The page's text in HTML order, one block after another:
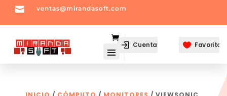
 ventas@mirandasoft.com
Cuenta  Favoritos